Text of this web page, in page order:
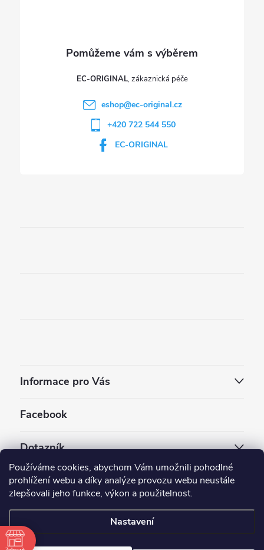
Používáme cookies, abychom Vám umožnili pohodlné
prohlížení webu a díky analýze provozu webu neustále
zlepšovali jeho funkce, výkon a použitelnost.
Nastavení
EC-ORIGINAL
eshop@ec-original.cz
+420 722 544 550
EC-ORIGINAL
Informace pro Vás
Facebook
Dotazník
Jaký styl vapování vám vyhovuje ?
Copyright 2026